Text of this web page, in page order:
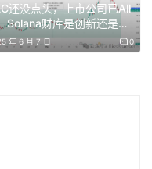
开发《Words With
还没点头，上市公司已All
Solana财库是创新还是监
区？
年 6 月 7 日 0